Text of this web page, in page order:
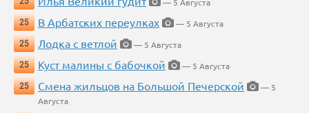
— 5 Августа
25
В Арбатских переулках
— 5 Августа
25
Лодка с ветлой
— 5 Августа
25
Куст малины с бабочкой
— 5 Августа
25
Смена жильцов на Большой Печерской
— 5
Августа